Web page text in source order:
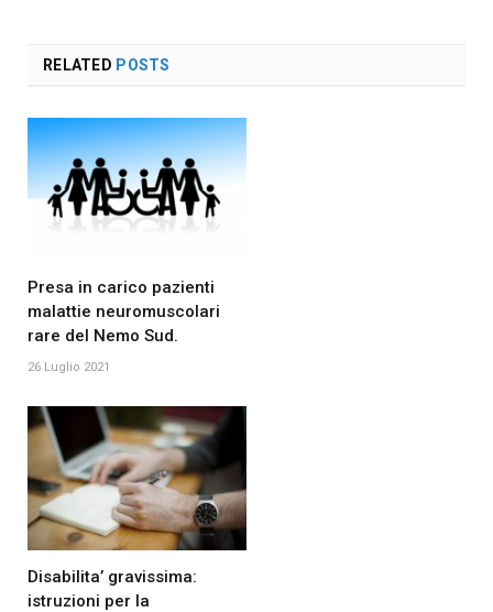
RELATED POSTS
Presa in carico pazienti
malattie neuromuscolari
rare del Nemo Sud.
26 Luglio 2021
Disabilita’ gravissima:
istruzioni per la